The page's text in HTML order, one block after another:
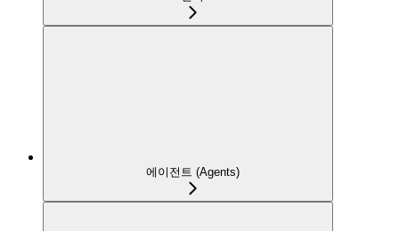
에이전트 (Agents)